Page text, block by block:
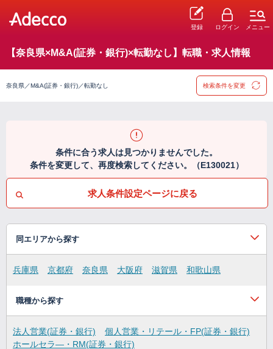
登録 ログイン メニュー
【奈良県×M&A(証券・銀行)×転勤なし】転職・求人情報
奈良県／M&A(証券・銀行)／転勤なし 検索条件を変更
条件に合う求人は見つかりませんでした。
条件を変更して、再度検索してください。（E130021）
求人条件設定ページに戻る
同エリアから探す
兵庫県 京都府 奈良県 大阪府 滋賀県 和歌山県
職種から探す
法人営業(証券・銀行)
個人営業・リテール・FP(証券・銀行)
ホールセラ―・RM(証券・銀行)